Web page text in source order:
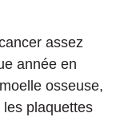
assez
année en
osseuse,
plaquettes